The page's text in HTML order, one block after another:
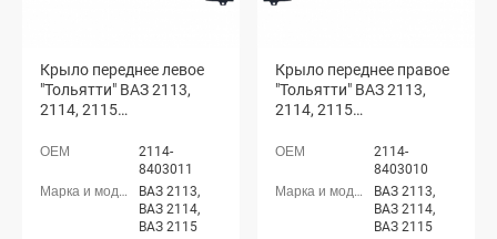
Крыло переднее левое
"Тольятти" ВАЗ 2113,
2114, 2115
2114-
8403011
ВАЗ 2113,
ВАЗ 2114,
ВАЗ 2115
Крыло переднее правое
"Тольятти" ВАЗ 2113,
2114, 2115
2114-
8403010
ВАЗ 2113,
ВАЗ 2114,
ВАЗ 2115